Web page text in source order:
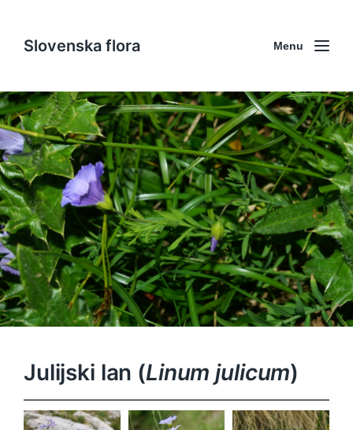
Slovenska flora Menu
Julijski lan (Linum julicum)
Linum
julicum
Linum
julicum